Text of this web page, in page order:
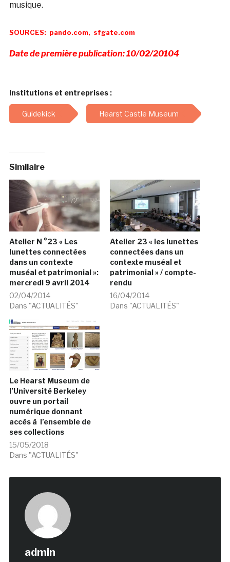
musique.
SOURCES: pando.com, sfgate.com
Date de première publication: 10/02/20104
Institutions et entreprises :
Guidekick Hearst Castle Museum
Similaire
Atelier N °23 « Les
lunettes connectées
dans un contexte
muséal et patrimonial »:
mercredi 9 avril 2014
02/04/2014
Dans "ACTUALITÉS"
Atelier 23 « les lunettes
connectées dans un
contexte muséal et
patrimonial » / compte-
rendu
16/04/2014
Dans "ACTUALITÉS"
Le Hearst Museum de
l’Université Berkeley
ouvre un portail
numérique donnant
accès à l’ensemble de
ses collections
15/05/2018
Dans "ACTUALITÉS"
admin